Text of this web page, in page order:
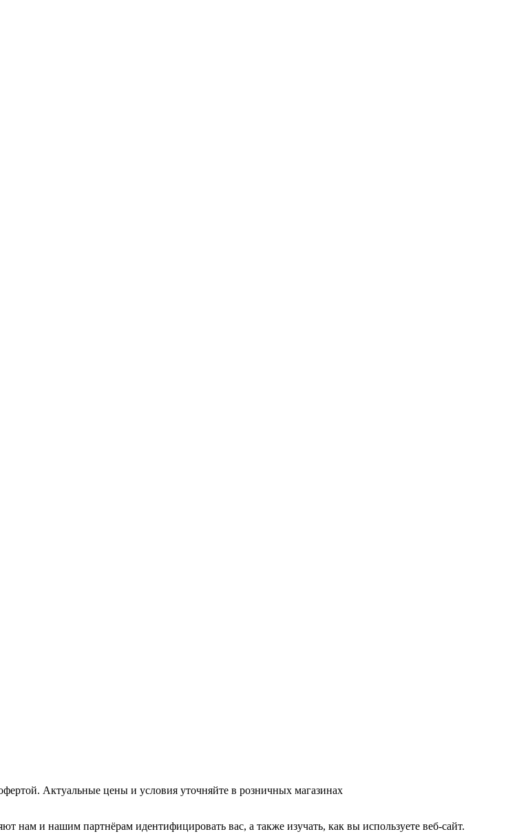
Актуальные цены и условия уточняйте в розничных магазинах
нам и нашим партнёрам идентифицировать вас, а также изучать, как вы используете веб-сайт.